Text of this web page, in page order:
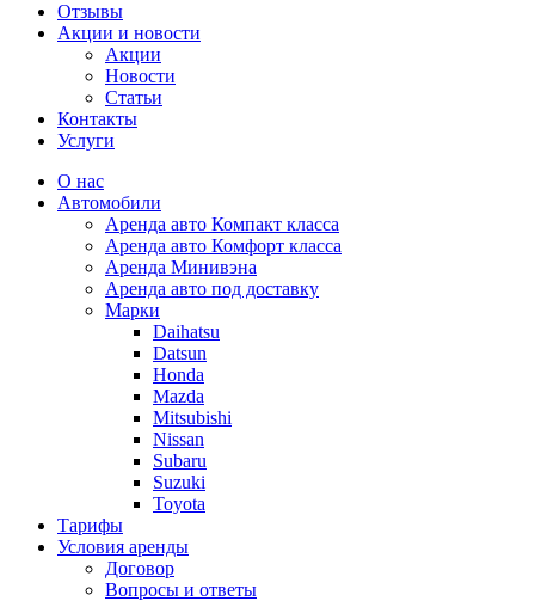
Отзывы
Акции и новости
Акции
Новости
Статьи
Контакты
Услуги
О наc
Автомобили
Аренда авто Компакт класса
Аренда авто Комфорт класса
Аренда Минивэна
Аренда авто под доставку
Марки
Daihatsu
Datsun
Honda
Mazda
Mitsubishi
Nissan
Subaru
Suzuki
Toyota
Тарифы
Условия аренды
Договор
Вопросы и ответы